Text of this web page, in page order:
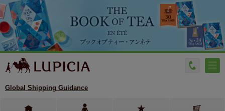
Global Shipping Guidance